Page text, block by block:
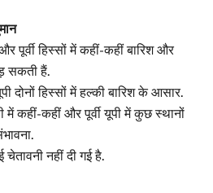
पूर्वी हिस्सों में कहीं-कहीं बारिश और
सकती हैं.
दोनों हिस्सों में हल्की बारिश के आसार.
में कहीं-कहीं और पूर्वी यूपी में कुछ स्थानों
चेतावनी नहीं दी गई है.